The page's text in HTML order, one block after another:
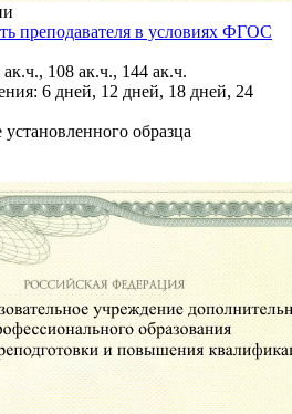
преподавателя в условиях ФГОС
108 ак.ч., 144 ак.ч.
6 дней, 12 дней, 18 дней, 24
образца